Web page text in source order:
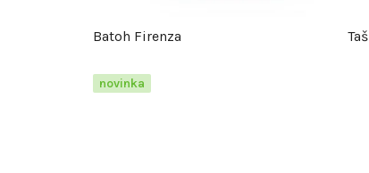
Batoh Firenza
novinka